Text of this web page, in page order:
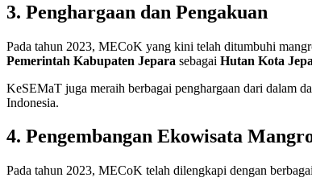
3. Penghargaan dan Pengakuan
Pada tahun 2023, MECoK yang kini telah ditumbuhi
Pemerintah Kabupaten Jepara sebagai Hutan Kota
KeSEMaT juga meraih berbagai penghargaan dari dalam
Indonesia.
4. Pengembangan Ekowisata
Pada tahun 2023, MECoK telah dilengkapi dengan berbagai